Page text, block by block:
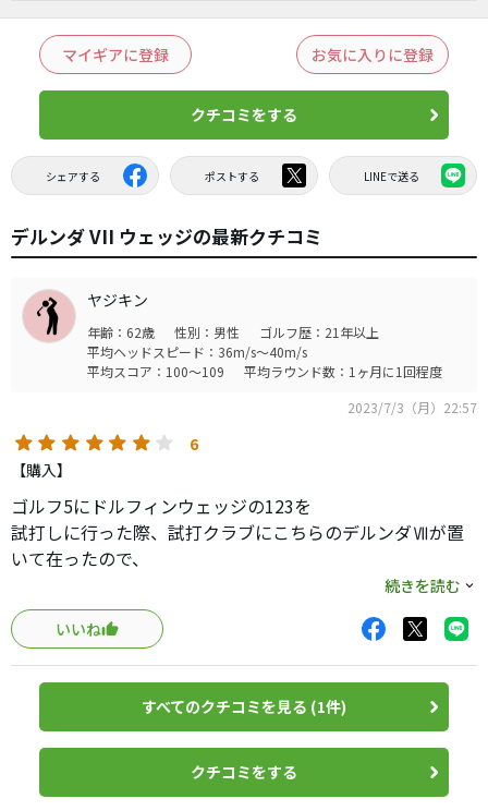
マイギアに登録 お気に入りに登録
クチコミをする
シェアする ポストする LINEで送る
デルンダ VII ウェッジの最新クチコミ
ヤジキン
年齢：62歳 性別：男性
ゴルフ歴：21年以上
平均ヘッドスピード：36m/s～40m/s
平均スコア：100～109
平均ラウンド数：1ヶ月に1回程度
2023/7/3（月）22:57
6
【購入】
ゴルフ5にドルフィンウェッジの123を
試打しに行った際、試打クラブにこちらのデルンダⅦが置
いて在ったので、
バンカーとアプローチが苦手なので、どんなものか？っと
思って打ちましたが、
ドルフィンウェッジよりも簡単、しかも抜けが良くて気持
ち良く打てる。
非力なのでウェッジもカーボンシャフトを使うようにして
ますが、丁度カーボンシャフトの物も有ったので、その場
で衝動買い。値段も１万円以下なので、この簡単さでこの
値段はお買い得ですね。
続きを読む
いいね
すべてのクチコミを見る (1件)
クチコミをする